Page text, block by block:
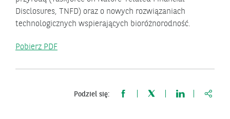
Disclosures, TNFD) oraz o nowych rozwiązaniach
technologicznych wspierających bioróżnorodność.
Pobierz PDF
Podziel się: